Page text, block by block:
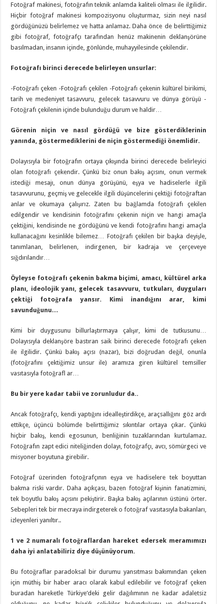
Fotoğraf makinesi, fotoğrafın teknik anlamda kaliteli olması ile ilgilidir.
Hiçbir fotoğraf makinesi kompozisyonu oluşturmaz, sizin neyi nasıl
gördüğünüzü belirlemez ve hatta anlamaz. Daha önce de belirttiğimiz
gibi fotoğraf, fotoğrafçı tarafından henüz makinenin deklanşörüne
basılmadan, insanın içinde, gönlünde, muhayyilesinde çekilendir.
Fotoğrafı birinci derecede belirleyen unsurlar:
-Fotoğrafı çeken -Fotoğrafı çekilen -Fotoğrafı çekenin kültürel birikimi,
tarih ve medeniyet tasavvuru, gelecek tasavvuru ve dünya görüşü -
Fotoğrafı çekilenin içinde bulunduğu durum ve haldir…
Görenin niçin ve nasıl gördüğü ve bize gösterdiklerinin
yanında, göstermediklerini de niçin göstermediği önemlidir.
Dolayısıyla bir fotoğrafın ortaya çıkışında birinci derecede belirleyici
olan fotoğrafı çekendir. Çünkü biz onun bakış açısını, onun vermek
istediği mesajı, onun dünya görüşünü, eşya ve hadiselerle ilgili
tasavvurunu, geçmiş ve gelecekle ilgili düşüncelerini çektiği fotoğraftan
anlar ve okumaya çalışırız. Zaten bu bağlamda fotoğrafı çekilen
edilgendir ve kendisinin fotoğrafını çekenin niçin ve hangi amaçla
çektiğini, kendisinde ne gördüğünü ve kendi fotoğrafını hangi amaçla
kullanacağını kesinlikle bilemez… Fotoğrafı çekilen bir başka deyişle,
tanımlanan, belirlenen, indirgenen, bir kadraja ve çerçeveye
sığdırılandır…
Öyleyse fotoğrafı çekenin bakma biçimi, amacı, kültürel arka
planı, ideolojik yanı, gelecek tasavvuru, tutkuları, duyguları
çektiği fotoğrafa yansır. Kimi inandığını arar, kimi
savunduğunu…
Kimi bir duygusunu billurlaştırmaya çalışır, kimi de tutkusunu…
Dolayısıyla deklanşöre bastıran saik birinci derecede fotoğrafı çeken
ile ilgilidir. Çünkü bakış açısı (nazar), bizi doğrudan değil, onunla
(fotoğrafını çektiğimiz unsur ile) aramıza giren kültürel temsiller
vasıtasıyla fotoğrafl ar…
Bu bir yere kadar tabii ve zorunludur da..
Ancak fotoğrafçı, kendi yaptığını idealleştirdikçe, araçsallığını göz ardı
ettikçe, üçüncü bölümde belirttiğimiz sıkıntılar ortaya çıkar. Çünkü
hiçbir bakış, kendi egosunun, benliğinin tuzaklarından kurtulamaz.
Fotoğrafın zapt edici niteliğinden dolayı, fotoğrafçı, avcı, sömürgeci ve
misyoner boyutuna girebilir.
Fotoğraf üzerinden fotoğrafçının eşya ve hadiselere tek boyuttan
bakma riski vardır. Daha açıkçası, bazen fotoğraf kişinin fanatizmini,
tek boyutlu bakış açısını pekiştirir. Başka bakış açılarının üstünü örter.
Sebepleri tek bir mecraya indirgeterek o fotoğraf vasıtasıyla bakanları,
izleyenleri yanıltır..
1 ve 2 numaralı fotoğraflardan hareket edersek meramımızı
daha iyi anlatabiliriz diye düşünüyorum.
Bu fotoğraflar paradoksal bir durumu yansıtması bakımından çeken
için müthiş bir haber aracı olarak kabul edilebilir ve fotoğraf çeken
buradan hareketle Türkiye’deki gelir dağılımının ne kadar adaletsiz